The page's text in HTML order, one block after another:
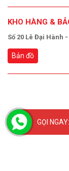
KHO HÀNG &
Số 20 Lê Đại Hành
Bản đồ
GỌI